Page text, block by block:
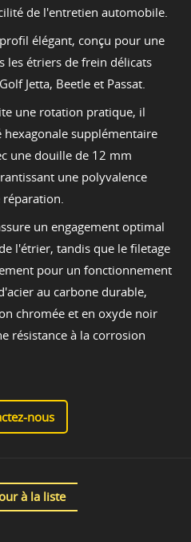
de l'entretien automobile.
élégant, conçu pour une
les étriers de frein délicats
Jetta, Beetle et Passat.
une rotation pratique, il
supplémentaire
une douille de 12 mm
une polyvalence
réparation.
un engagement optimal
l'étrier, tandis que le filetage
pour un fonctionnement
au carbone durable,
chromée et en oxyde noir
résistance à la corrosion
nous
à la liste